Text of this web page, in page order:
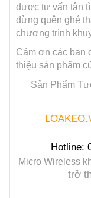
được tư vấn tận
đừng quên ghé
chương trình
Cảm ơn các bạn
thiệu sản phẩm
Sản Phẩm
Hotline:
Micro Wireless
trở